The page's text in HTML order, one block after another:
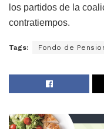
los partidos de la
contratiempos.
Tags: Fondo de